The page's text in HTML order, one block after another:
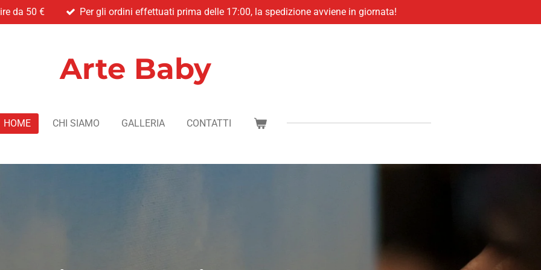
da 50 € Per gli ordini effettuati prima delle 17:00, la spedizione avviene in giornata!
Arte Baby
HOME CHI SIAMO GALLERIA CONTATTI